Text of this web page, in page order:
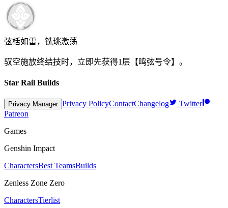
弦栝如雷，铣珧激荡
驭空施放终结技时，立即先获得1层【鸣弦号令】。
Star Rail Builds
Privacy Manager Privacy PolicyContactChangelog
Twitter
Patreon
Games
Genshin Impact
CharactersBest TeamsBuilds
Zenless Zone Zero
CharactersTierlist